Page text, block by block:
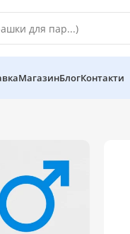
МагазинБлогКонтакти